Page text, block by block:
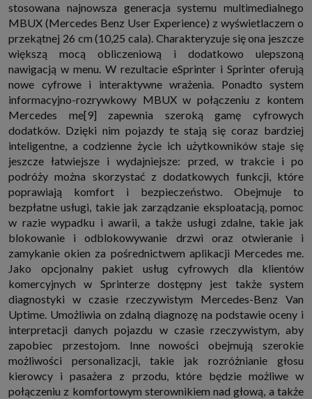
stosowana najnowsza generacja systemu multimedialnego
MBUX (Mercedes Benz User Experience) z wyświetlaczem o
przekątnej 26 cm (10,25 cala). Charakteryzuje się ona jeszcze
większą mocą obliczeniową i dodatkowo ulepszoną
nawigacją w menu. W rezultacie eSprinter i Sprinter oferują
nowe cyfrowe i interaktywne wrażenia. Ponadto system
informacyjno-rozrywkowy MBUX w połączeniu z kontem
Mercedes me[9] zapewnia szeroką gamę cyfrowych
dodatków. Dzięki nim pojazdy te stają się coraz bardziej
inteligentne, a codzienne życie ich użytkowników staje się
jeszcze łatwiejsze i wydajniejsze: przed, w trakcie i po
podróży można skorzystać z dodatkowych funkcji, które
poprawiają komfort i bezpieczeństwo. Obejmuje to
bezpłatne usługi, takie jak zarządzanie eksploatacją, pomoc
w razie wypadku i awarii, a także usługi zdalne, takie jak
blokowanie i odblokowywanie drzwi oraz otwieranie i
zamykanie okien za pośrednictwem aplikacji Mercedes me.
Jako opcjonalny pakiet usług cyfrowych dla klientów
komercyjnych w Sprinterze dostępny jest także system
diagnostyki w czasie rzeczywistym Mercedes-Benz Van
Uptime. Umożliwia on zdalną diagnozę na podstawie oceny i
interpretacji danych pojazdu w czasie rzeczywistym, aby
zapobiec przestojom. Inne nowości obejmują szerokie
możliwości personalizacji, takie jak rozróżnianie głosu
kierowcy i pasażera z przodu, które będzie możliwe w
połączeniu z komfortowym sterownikiem nad głową, a także